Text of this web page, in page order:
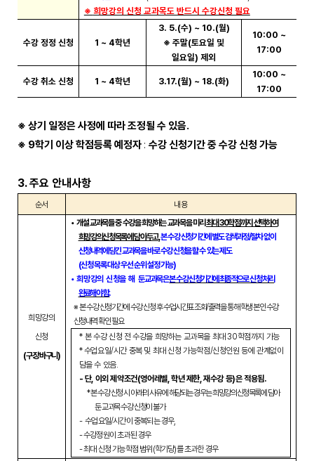
※ 희망강의 신청 교과목도 반드시 수강신청 필요
수강 정정 신청 1 ~ 4학년
3. 5.(수) ~ 10.(월)
※ 주말(토요일 및
일요일) 제외
10:00 ~
17:00
수강 취소 신청 1 ~ 4학년 3.17.(월) ~ 18.(화)
10:00 ~
17:00
※ 상기 일정은 사정에 따라 조정될 수 있음.
※ 9학기 이상 학점등록 예정자 : 수강 신청기간 중 수강 신청 가능
3.주요 안내사항
순서 내용
희망강의
신청
(구.장바구니)
• 개설 교과목들 중 수강을 희망하는 교과목을 미리최대30학점까지 선택하여
희망강의신청목록에 담아두고,본 수강 신청기간에 별도 검색과정/절차 없이
신청내역에 담긴 교과목을 바로 수강 신청을 할 수 있는 제도
(신청 목록 대상 우선 순위 설정 가능)
•희망강의 신청을 해 둔 교과목은본 수강 신청기간에 최종적으로 신청 처리
완료해야 함.
※본 수강 신청기간에 수강 신청 후 수업시간표 조회/출력을 통해 학생 본인 수강
신청내역 확인 필요
* 본 수강 신청 전 수강을 희망하는 교과목을 최대30학점까지 가능
*수업요일/시간 중복 및 최대 신청 가능학점/신청인원 등에 관계없이
담을 수 있음.
- 단, 이외 제약조건(영어레벨,학년 제한,재수강 등)은 적용됨.
*본 수강 신청 시 아래의 사유에 해당되는 경우는 희망강의신청목록에 담아
둔 교과목 수강 신청이 불가
- 수업요일/시간이 중복되는 경우,
-수강정원이 초과된 경우
-최대 신청 가능학점 범위 (학기당)를 초과한 경우